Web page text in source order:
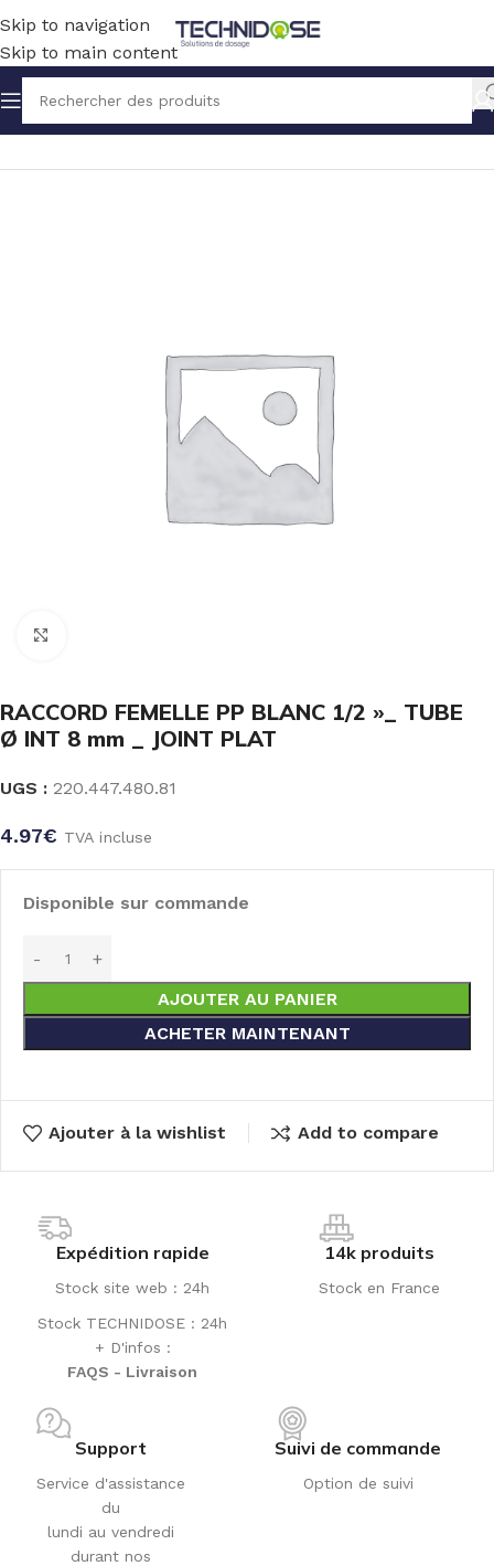
Skip to navigation
Skip to main content
Accueil TUYAUX ET RACCORDS RACCORDS PP
RACCORD FEMELLE PP BLANC 1/2 »_ TUBE
Ø INT 8 mm _ JOINT PLAT
UGS : 220.447.480.81
4.97€ TVA incluse
Disponible sur commande
AJOUTER AU PANIER
ACHETER MAINTENANT
Ajouter à la wishlist Add to compare
Expédition rapide
Stock site web : 24h
Stock TECHNIDOSE : 24h
+ D'infos :
FAQS - Livraison
14k produits
Stock en France
Support
Service d'assistance
du
lundi au vendredi
durant nos
Suivi de commande
Option de suivi